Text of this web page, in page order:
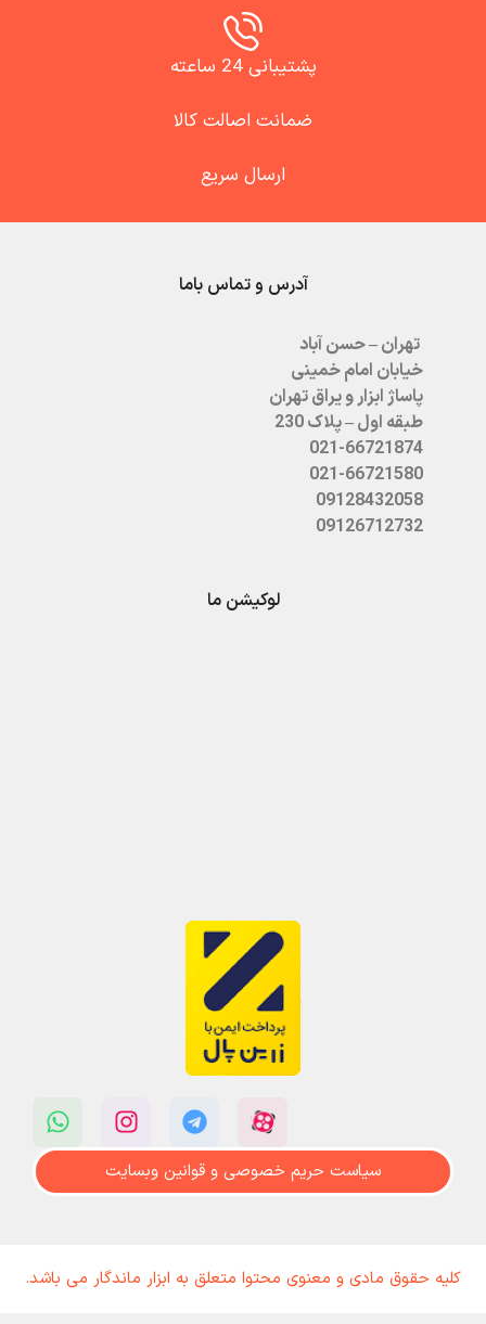
پشتیبانی 24 ساعته
ضمانت اصالت کالا
ارسال سریع
آدرس و تماس باما
تهران – حسن آباد
خیابان امام خمینی
پاساژ ابزار و یراق تهران
طبقه اول – پلاک 230
021-66721874
021-66721580
09128432058
09126712732
لوکیشن ما
سیاست حریم خصوصی و قوانین وبسایت
کلیه حقوق مادی و معنوی محتوا متعلق به ابزار ماندگار می باشد.